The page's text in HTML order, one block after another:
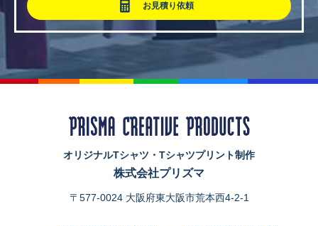
お見積り依頼
オリジナルTシャツ・Tシャツプリント制作
株式会社プリズマ
〒577-0024 大阪府東大阪市荒本西4-2-1